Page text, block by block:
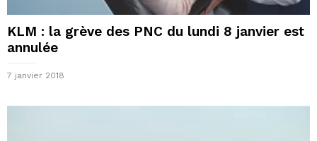
KLM : la grève des PNC du lundi 8 janvier est
annulée
7 janvier 2018